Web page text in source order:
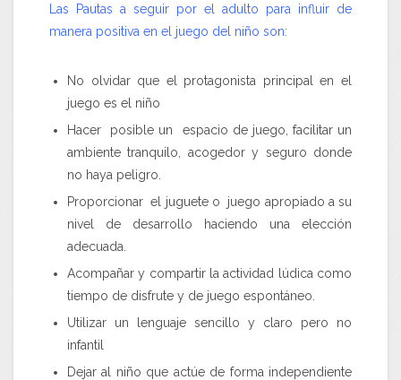
Las Pautas a seguir por el adulto para influir de
manera positiva en el juego del niño son:
No olvidar que el protagonista principal en el
juego es el niño
Hacer posible un espacio de juego, facilitar un
ambiente tranquilo, acogedor y seguro donde
no haya peligro.
Proporcionar el juguete o juego apropiado a su
nivel de desarrollo haciendo una elección
adecuada.
Acompañar y compartir la actividad lúdica como
tiempo de disfrute y de juego espontáneo.
Utilizar un lenguaje sencillo y claro pero no
infantil
Dejar al niño que actúe de forma independiente